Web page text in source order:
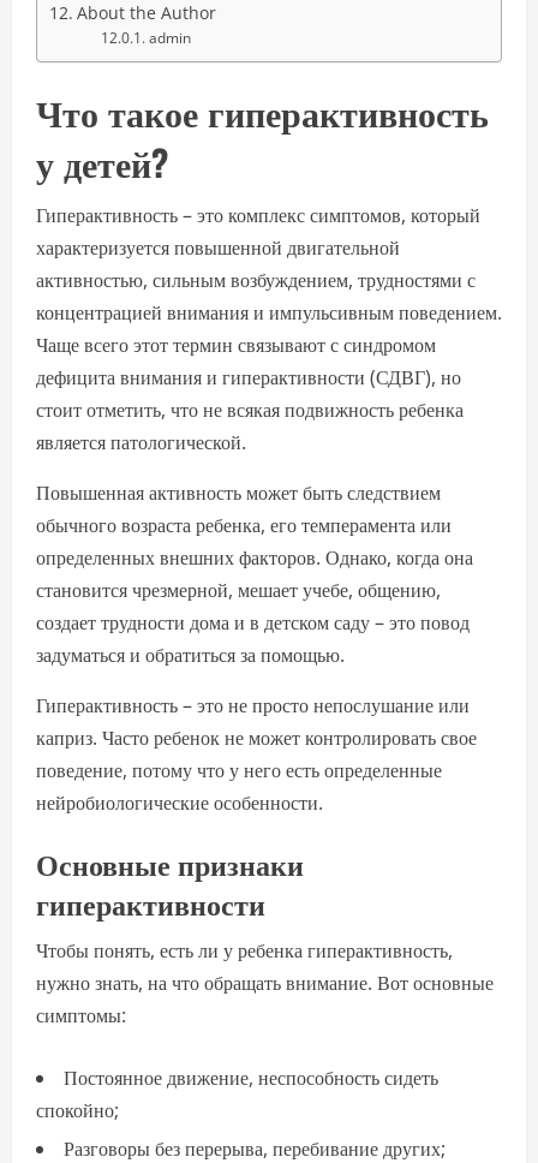
About the Author
admin
Что такое гиперактивность
у детей?
Гиперактивность – это комплекс симптомов, который
характеризуется повышенной двигательной
активностью, сильным возбуждением, трудностями с
концентрацией внимания и импульсивным поведением.
Чаще всего этот термин связывают с синдромом
дефицита внимания и гиперактивности (СДВГ), но
стоит отметить, что не всякая подвижность ребенка
является патологической.
Повышенная активность может быть следствием
обычного возраста ребенка, его темперамента или
определенных внешних факторов. Однако, когда она
становится чрезмерной, мешает учебе, общению,
создает трудности дома и в детском саду – это повод
задуматься и обратиться за помощью.
Гиперактивность – это не просто непослушание или
каприз. Часто ребенок не может контролировать свое
поведение, потому что у него есть определенные
нейробиологические особенности.
Основные признаки
гиперактивности
Чтобы понять, есть ли у ребенка гиперактивность,
нужно знать, на что обращать внимание. Вот основные
симптомы:
Постоянное движение, неспособность сидеть
спокойно;
Разговоры без перерыва, перебивание других;